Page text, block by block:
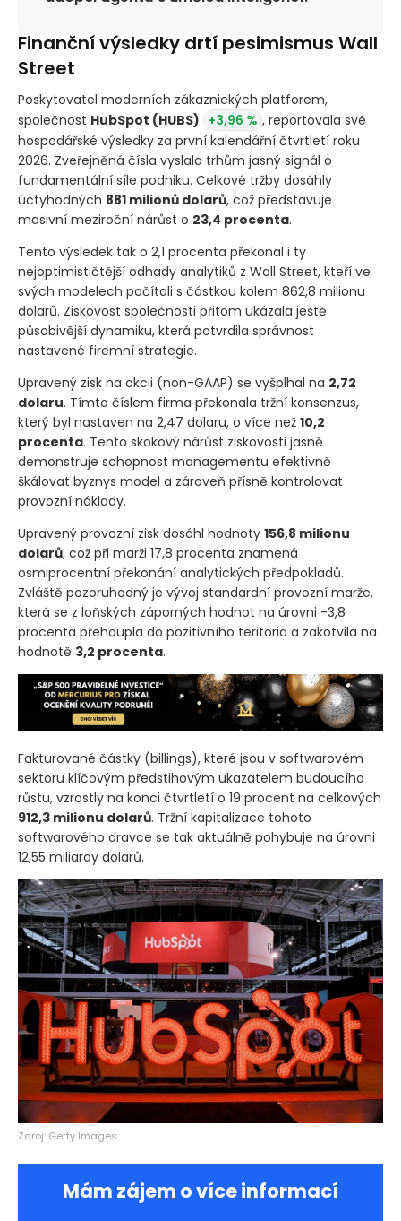
Finanční výsledky drtí pesimismus Wall
Street
Poskytovatel moderních zákaznických platforem,
společnost HubSpot (HUBS) +3,96 % , reportovala své
hospodářské výsledky za první kalendářní čtvrtletí roku
2026. Zveřejněná čísla vyslala trhům jasný signál o
fundamentální síle podniku. Celkové tržby dosáhly
úctyhodných 881 milionů dolarů, což představuje
masivní meziroční nárůst o 23,4 procenta.
Tento výsledek tak o 2,1 procenta překonal i ty
nejoptimističtější odhady analytiků z Wall Street, kteří ve
svých modelech počítali s částkou kolem 862,8 milionu
dolarů. Ziskovost společnosti přitom ukázala ještě
působivější dynamiku, která potvrdila správnost
nastavené firemní strategie.
Upravený zisk na akcii (non-GAAP) se vyšplhal na 2,72
dolaru. Tímto číslem firma překonala tržní konsenzus,
který byl nastaven na 2,47 dolaru, o více než 10,2
procenta. Tento skokový nárůst ziskovosti jasně
demonstruje schopnost managementu efektivně
škálovat byznys model a zároveň přísně kontrolovat
provozní náklady.
Upravený provozní zisk dosáhl hodnoty 156,8 milionu
dolarů, což při marži 17,8 procenta znamená
osmiprocentní překonání analytických předpokladů.
Zvláště pozoruhodný je vývoj standardní provozní marže,
která se z loňských záporných hodnot na úrovni -3,8
procenta přehoupla do pozitivního teritoria a zakotvila na
hodnotě 3,2 procenta.
Fakturované částky (billings), které jsou v softwarovém
sektoru klíčovým předstihovým ukazatelem budoucího
růstu, vzrostly na konci čtvrtletí o 19 procent na celkových
912,3 milionu dolarů. Tržní kapitalizace tohoto
softwarového dravce se tak aktuálně pohybuje na úrovni
12,55 miliardy dolarů.
Zdroj: Getty Images
Mám zájem o více informací